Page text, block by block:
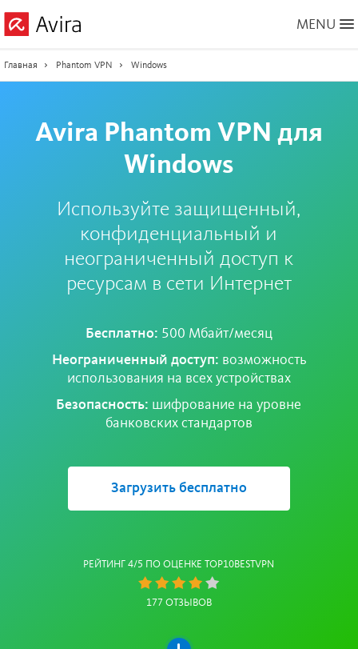
to
Content
MENU
Главная Phantom VPN Windows
Avira Phantom VPN для
Windows
Используйте защищенный,
конфиденциальный и
неограниченный доступ к
ресурсам в сети Интернет
Бесплатно: 500 Мбайт/месяц
Неограниченный доступ: возможность
использования на всех устройствах
Безопасность: шифрование на уровне
банковских стандартов
Загрузить бесплатно
РЕЙТИНГ 4/5 ПО ОЦЕНКЕ TOP10BESTVPN
177 ОТЗЫВОВ